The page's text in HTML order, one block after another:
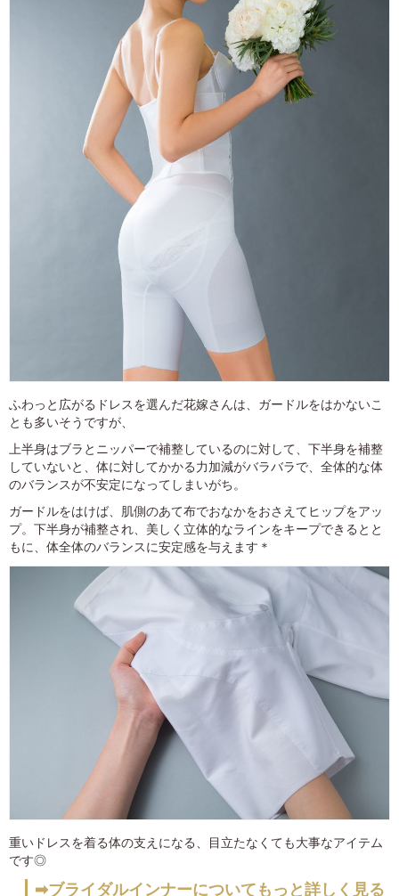
ふわっと広がるドレスを選んだ花嫁さんは、ガードルをはかないこ
とも多いそうですが、
上半身はブラとニッパーで補整しているのに対して、下半身を補整
していないと、体に対してかかる力加減がバラバラで、全体的な体
のバランスが不安定になってしまいがち。
ガードルをはけば、肌側のあて布でおなかをおさえてヒップをアッ
プ。下半身が補整され、美しく立体的なラインをキープできるとと
もに、体全体のバランスに安定感を与えます＊
重いドレスを着る体の支えになる、目立たなくても大事なアイテム
です◎
➡ブライダルインナーについてもっと詳しく見る